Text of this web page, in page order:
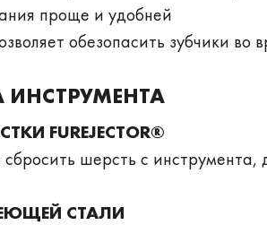
проще и удобней
обезопасить зубчики во
FUREJECTOR®
шерсть с
СТАЛИ